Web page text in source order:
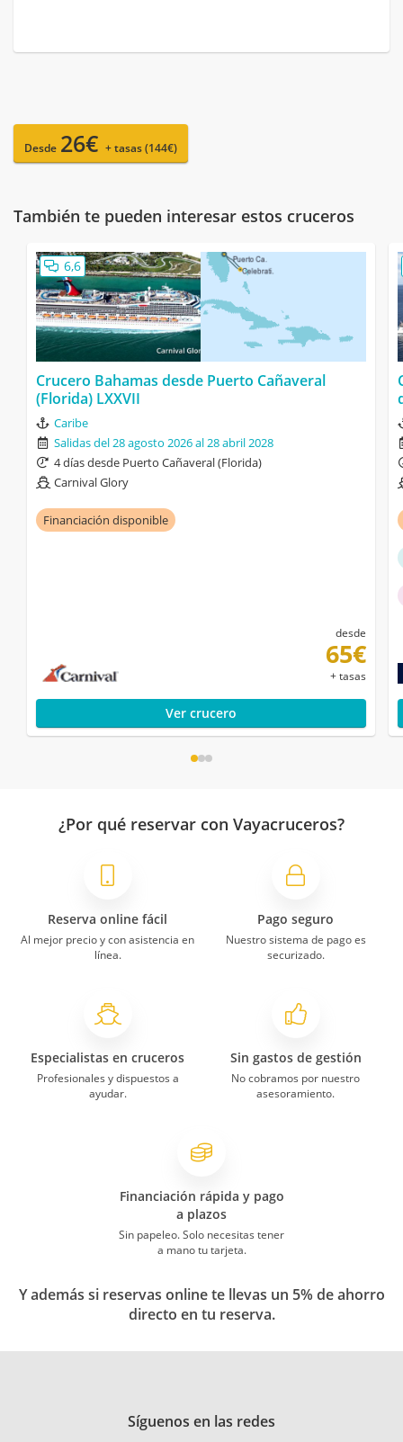
Desde 26€ + tasas (144€)
También te pueden interesar estos cruceros
6,6
Crucero Bahamas desde Puerto Cañaveral
(Florida) LXXVII
Caribe
Salidas del 28 agosto 2026 al 28 abril 2028
4 días desde Puerto Cañaveral (Florida)
Carnival Glory
Financiación disponible
desde
65€
+ tasas
Ver crucero
¿Por qué reservar con Vayacruceros?
Reserva online fácil
Al mejor precio y con asistencia en
línea.
Pago seguro
Nuestro sistema de pago es
securizado.
Especialistas en cruceros
Profesionales y dispuestos a
ayudar.
Sin gastos de gestión
No cobramos por nuestro
asesoramiento.
Financiación rápida y pago
a plazos
Sin papeleo. Solo necesitas tener
a mano tu tarjeta.
Y además si reservas online te llevas un 5% de ahorro
directo en tu reserva.
Síguenos en las redes